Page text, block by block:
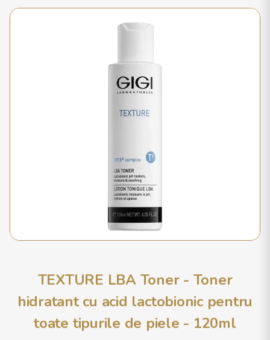
TEXTURE LBA Toner - Toner
hidratant cu acid lactobionic pentru
toate tipurile de piele - 120ml